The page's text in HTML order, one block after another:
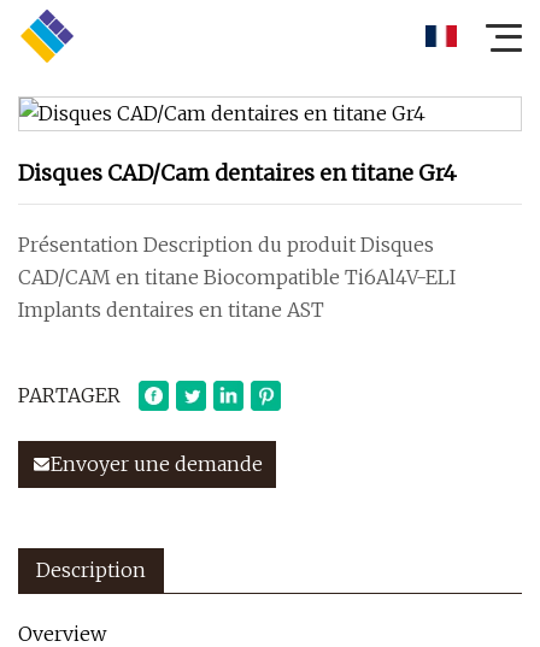
Disques CAD/Cam dentaires en titane Gr4
Présentation Description du produit Disques
CAD/CAM en titane Biocompatible Ti6Al4V-ELI
Implants dentaires en titane AST
PARTAGER
Envoyer une demande
Description
Overview